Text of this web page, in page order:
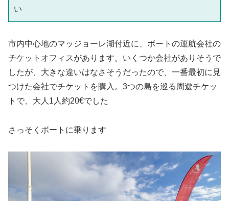
い
市内中心地のマッジョーレ湖付近に、ボートの運航会社の
チケットオフィスがあります。いくつか会社がありそうで
したが、大きな違いはなさそうだったので、一番最初に見
つけた会社でチケットを購入。3つの島を巡る周遊チケッ
トで、大人1人約20€でした
さっそくボートに乗ります